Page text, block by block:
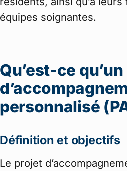
équipes soignantes.
Qu’est-ce
personnalisé
Définition et objectifs
Le projet